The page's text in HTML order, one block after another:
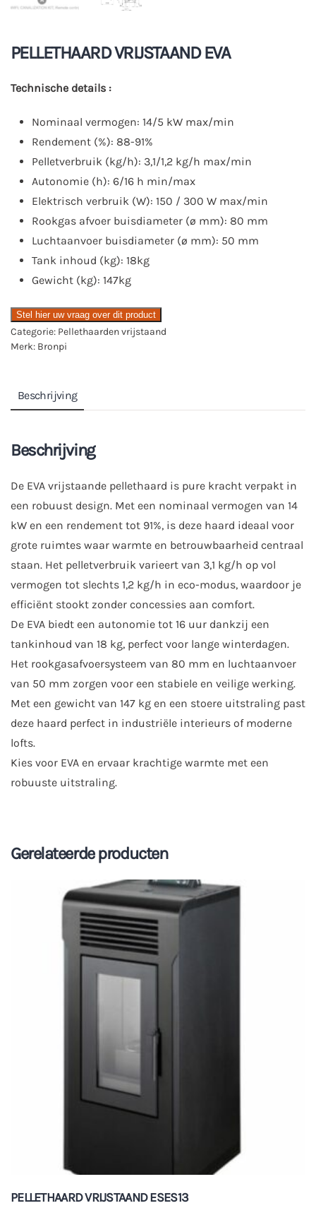
PELLETHAARD VRIJSTAAND EVA
Technische details :
Nominaal vermogen: 14/5 kW max/min
Rendement (%): 88-91%
Pelletverbruik (kg/h): 3,1/1,2 kg/h max/min
Autonomie (h): 6/16 h min/max
Elektrisch verbruik (W): 150 / 300 W max/min
Rookgas afvoer buisdiameter (ø mm): 80 mm
Luchtaanvoer buisdiameter (ø mm): 50 mm
Tank inhoud (kg): 18kg
Gewicht (kg): 147kg
Stel hier uw vraag over dit product
Categorie: Pellethaarden vrijstaand
Merk: Bronpi
Beschrijving
Beschrijving
De EVA vrijstaande pellethaard is pure kracht verpakt in
een robuust design. Met een nominaal vermogen van 14
kW en een rendement tot 91%, is deze haard ideaal voor
grote ruimtes waar warmte en betrouwbaarheid centraal
staan. Het pelletverbruik varieert van 3,1 kg/h op vol
vermogen tot slechts 1,2 kg/h in eco-modus, waardoor je
efficiënt stookt zonder concessies aan comfort.
De EVA biedt een autonomie tot 16 uur dankzij een
tankinhoud van 18 kg, perfect voor lange winterdagen.
Het rookgasafvoersysteem van 80 mm en luchtaanvoer
van 50 mm zorgen voor een stabiele en veilige werking.
Met een gewicht van 147 kg en een stoere uitstraling past
deze haard perfect in industriële interieurs of moderne
lofts.
Kies voor EVA en ervaar krachtige warmte met een
robuuste uitstraling.
Gerelateerde producten
PELLETHAARD VRIJSTAAND ESES13